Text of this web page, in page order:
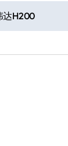
达H200